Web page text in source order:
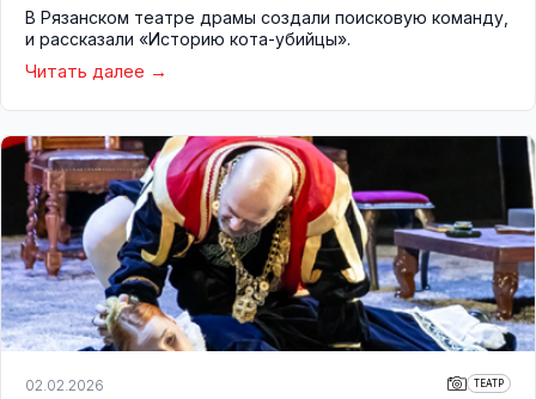
В Рязанском театре драмы создали поисковую команду,
и рассказали «Историю кота-убийцы».
Читать далее
02.02.2026 ТЕАТР